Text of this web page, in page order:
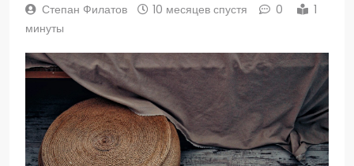
Степан Филатов 10 месяцев спустя 0
1
минуты